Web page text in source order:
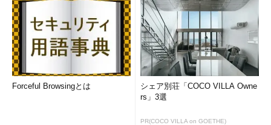
Forceful Browsingとは
シェア別荘「COCO VILLA Owne
rs」3選
PR(COCO VILLA on GOETHE)